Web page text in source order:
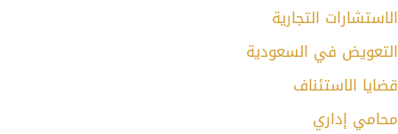
الاستشارات التجارية
التعويض في السعودية
قضايا الاستئناف
محامي إداري